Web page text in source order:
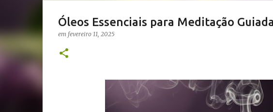
Óleos Essenciais para Meditação
em fevereiro 11, 2025